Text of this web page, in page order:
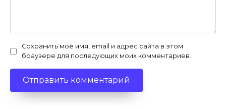
Сохранить моё имя, email и адрес сайта в этом
браузере для последующих моих комментариев.